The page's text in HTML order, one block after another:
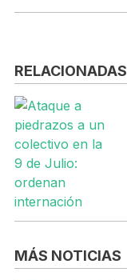
RELACIONADAS
MÁS NOTICIAS